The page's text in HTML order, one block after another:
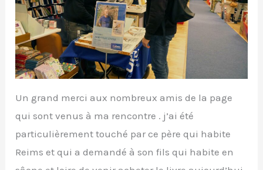
Un grand merci aux nombreux amis de la page
qui sont venus à ma rencontre . j’ai été
particulièrement touché par ce père qui habite
Reims et qui a demandé à son fils qui habite en